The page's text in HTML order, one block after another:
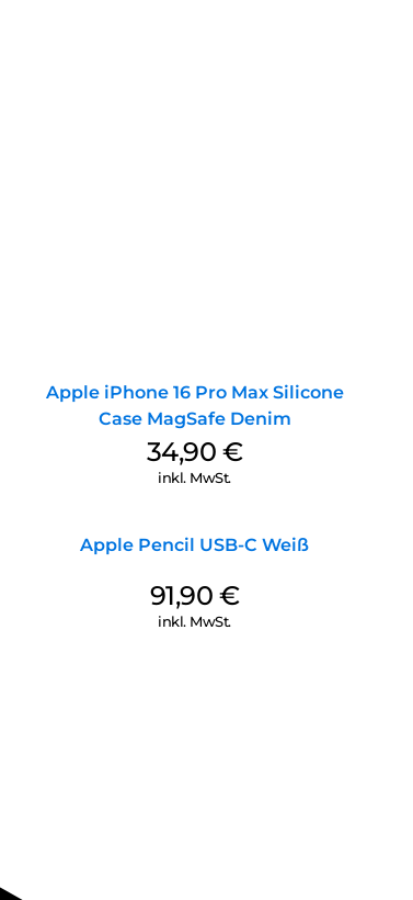
Apple iPhone 16 Pro Max Silicone
Case MagSafe Denim
34,90 €
inkl. MwSt.
Apple Pencil USB-C Weiß
91,90 €
inkl. MwSt.